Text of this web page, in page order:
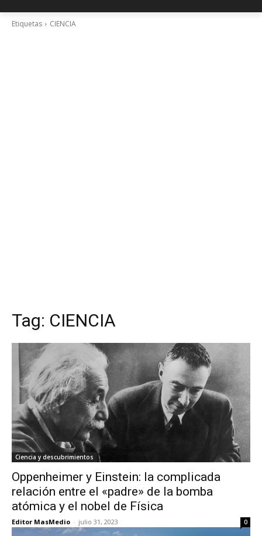
Etiquetas CIENCIA
Tag: CIENCIA
Ciencia y descubrimientos
Oppenheimer y Einstein: la complicada
relación entre el «padre» de la bomba
atómica y el nobel de Física
Editor MasMedio - julio 31, 2023 0